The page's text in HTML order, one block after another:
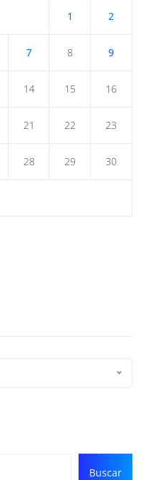
1 2
7 8 9
14 15 16
21 22 23
28 29 30
Buscar